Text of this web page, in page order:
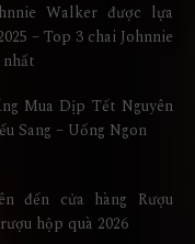
Walker được lựa
– Top 3 chai Johnnie
Mua Dịp Tết Nguyên
Sang – Uống Ngon
đến cửa hàng Rượu
hộp quà 2026